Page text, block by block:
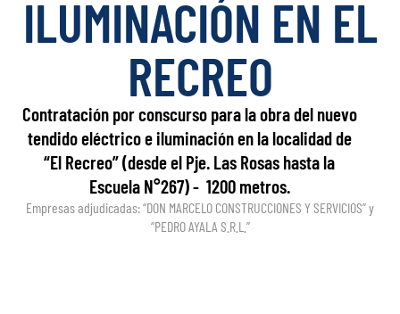
ILUMINACIÓN EN EL
RECREO
Contratación por conscurso para la obra del nuevo
tendido eléctrico e iluminación en la localidad de
“El Recreo” (desde el Pje. Las Rosas hasta la
Escuela N°267) - 1200 metros.
Empresas adjudicadas: “DON MARCELO CONSTRUCCIONES Y SERVICIOS” y
“PEDRO AYALA S.R.L.”